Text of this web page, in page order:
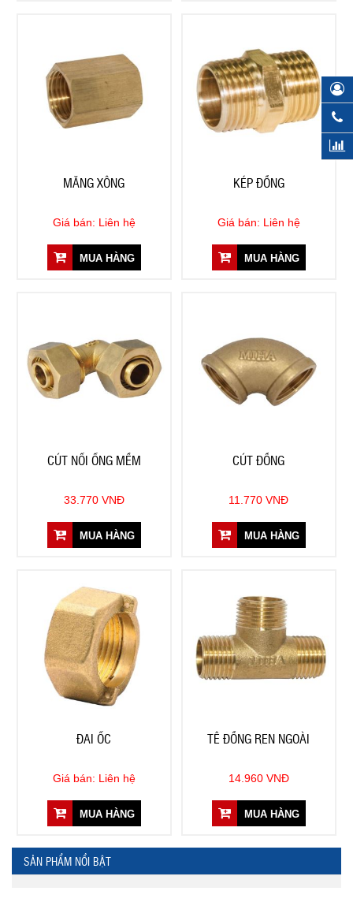
MĂNG XÔNG
Giá bán: Liên hệ
MUA HÀNG
KÉP ĐỒNG
Giá bán: Liên hệ
MUA HÀNG
CÚT NỐI ỐNG MỀM
33.770 VNĐ
MUA HÀNG
CÚT ĐỒNG
11.770 VNĐ
MUA HÀNG
ĐAI ỐC
Giá bán: Liên hệ
MUA HÀNG
TÊ ĐỒNG REN NGOÀI
14.960 VNĐ
MUA HÀNG
SẢN PHẨM NỔI BẬT